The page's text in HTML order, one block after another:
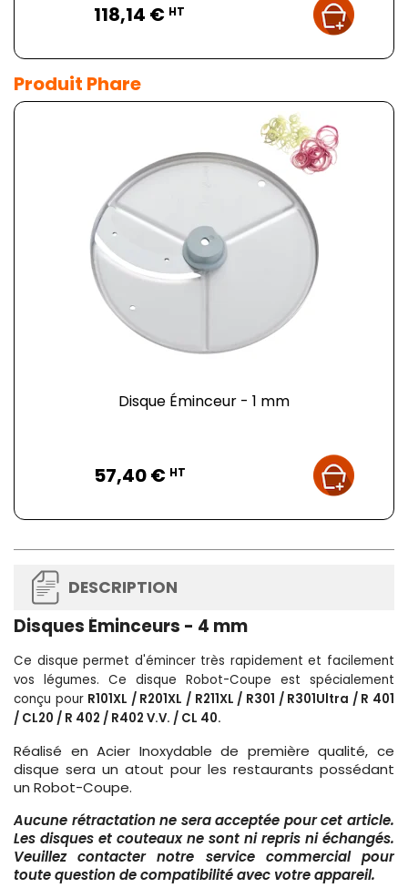
118,14 € HT
Produit Phare
Disque Éminceur - 1 mm
57,40 € HT
DESCRIPTION
Disques Éminceurs - 4 mm
Ce disque permet d'émincer très rapidement et facilement
vos légumes. Ce disque Robot-Coupe est spécialement
conçu pour R101XL / R201XL / R211XL / R301 / R301Ultra / R 401
/ CL20 / R 402 / R402 V.V. / CL 40.
Réalisé en Acier Inoxydable de première qualité, ce
disque sera un atout pour les restaurants possédant
un Robot-Coupe.
Aucune rétractation ne sera acceptée pour cet article.
Les disques et couteaux ne sont ni repris ni échangés.
Veuillez contacter notre service commercial pour
toute question de compatibilité avec votre appareil.